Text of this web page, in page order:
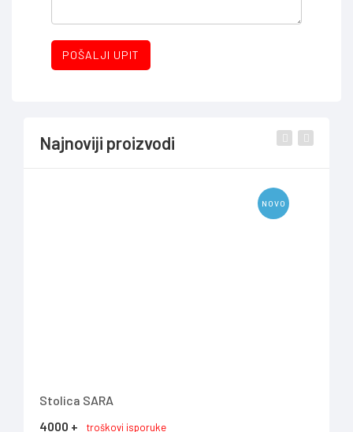
POŠALJI UPIT
Najnoviji proizvodi
NOVO
Stolica SARA
4000 +
troškovi isporuke